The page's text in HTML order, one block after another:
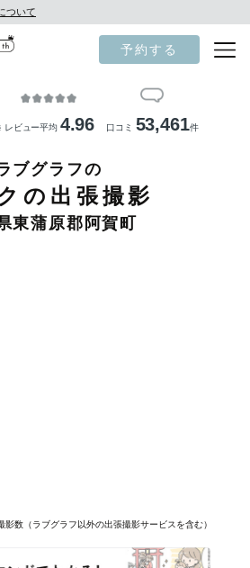
ついて
予約する
レビュー平均 4.96 口コミ 53,461件
ブグラフの
の出張撮影
東蒲原郡阿賀町
数（ラブグラフ以外の出張撮影サービスを含む）